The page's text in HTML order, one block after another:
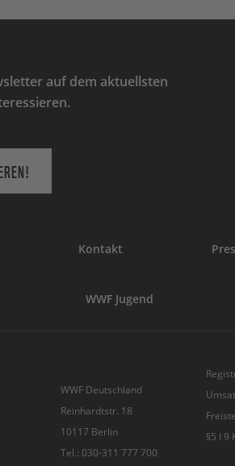
auf dem aktuellsten
Kontakt
WWF Jugend
WWF Deutschland
Reinhardtstr. 18
10117 Berlin
Tel.: 030-311 777 700
§5 I 9